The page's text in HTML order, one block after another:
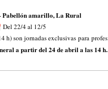
Pabellón amarillo, La Rural
Del 22/4 al 12/5
h) son jornadas exclusivas para
a partir del 24 de abril a las 14 h.